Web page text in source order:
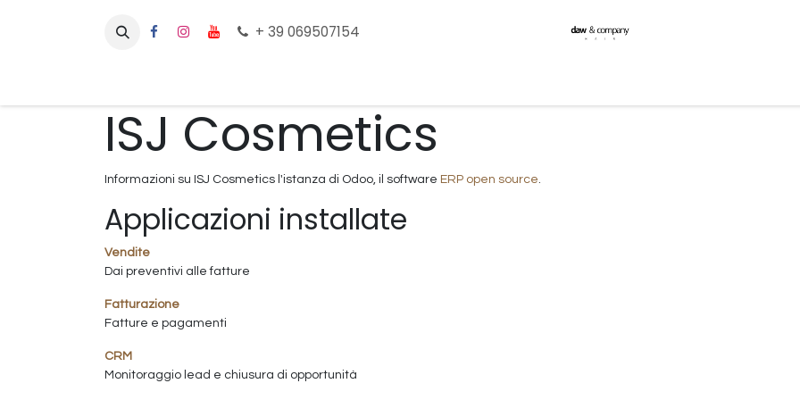
+ 39 069507154
ISJ Cosmetics
Informazioni su ISJ Cosmetics l'istanza di Odoo, il software ERP open source.
Applicazioni installate
Vendite
Dai preventivi alle fatture
Fatturazione
Fatture e pagamenti
CRM
Monitoraggio lead e chiusura di opportunità